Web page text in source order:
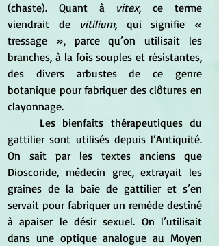
(chaste). Quant à vitex, ce terme
viendrait de vitilium, qui signifie «
tressage », parce qu’on utilisait les
branches, à la fois souples et résistantes,
des divers arbustes de ce genre
botanique pour fabriquer des clôtures en
clayonnage.
gattilier sont utilisés depuis l’Antiquité.
On sait par les textes anciens que
Dioscoride, médecin grec, extrayait les
graines de la baie de gattilier et s’en
servait pour fabriquer un remède destiné
à apaiser le désir sexuel. On l’utilisait
dans une optique analogue au Moyen